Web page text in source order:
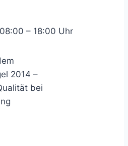
– 18:00 Uhr
2014 –
bei